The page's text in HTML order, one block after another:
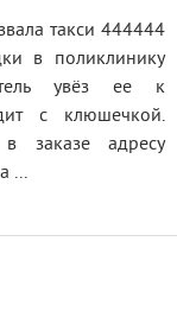
такси 444444
в поликлинику
увёз ее к
с клюшечкой.
заказе адресу
...